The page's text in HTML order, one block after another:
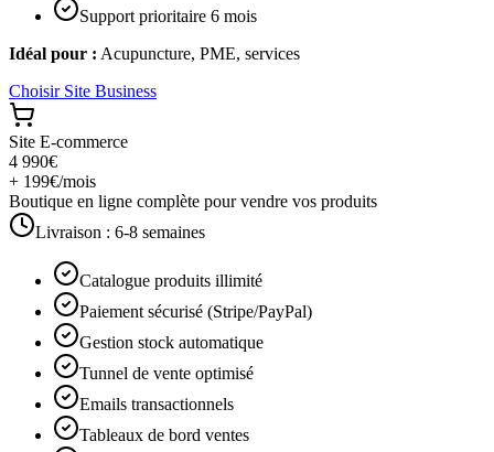
Support prioritaire 6 mois
Idéal pour : Acupuncture, PME, services
Choisir Site Business
Site E-commerce
4 990€
+ 199€/mois
Boutique en ligne complète pour vendre vos produits
Livraison : 6-8 semaines
Catalogue produits illimité
Paiement sécurisé (Stripe/PayPal)
Gestion stock automatique
Tunnel de vente optimisé
Emails transactionnels
Tableaux de bord ventes